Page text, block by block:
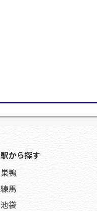
駅から探す
巣鴨
練馬
池袋